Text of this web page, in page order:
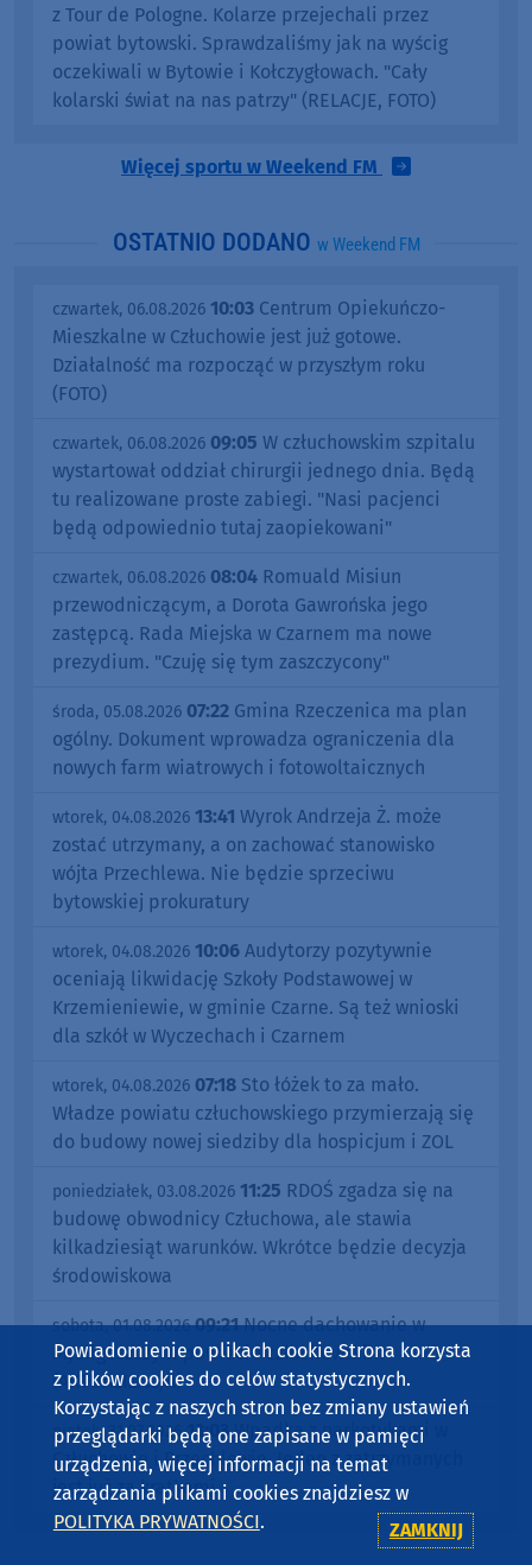
z Tour de Pologne. Kolarze przejechali przez
powiat bytowski. Sprawdzaliśmy jak na wyścig
oczekiwali w Bytowie i Kołczygłowach. "Cały
kolarski świat na nas patrzy" (RELACJE, FOTO)
Więcej sportu w Weekend FM
OSTATNIO DODANO w Weekend FM
czwartek, 06.08.2026 10:03 Centrum Opiekuńczo-
Mieszkalne w Człuchowie jest już gotowe.
Działalność ma rozpocząć w przyszłym roku
(FOTO)
czwartek, 06.08.2026 09:05 W człuchowskim szpitalu
wystartował oddział chirurgii jednego dnia. Będą
tu realizowane proste zabiegi. "Nasi pacjenci
będą odpowiednio tutaj zaopiekowani"
czwartek, 06.08.2026 08:04 Romuald Misiun
przewodniczącym, a Dorota Gawrońska jego
zastępcą. Rada Miejska w Czarnem ma nowe
prezydium. "Czuję się tym zaszczycony"
środa, 05.08.2026 07:22 Gmina Rzeczenica ma plan
ogólny. Dokument wprowadza ograniczenia dla
nowych farm wiatrowych i fotowoltaicznych
wtorek, 04.08.2026 13:41 Wyrok Andrzeja Ż. może
zostać utrzymany, a on zachować stanowisko
wójta Przechlewa. Nie będzie sprzeciwu
bytowskiej prokuratury
wtorek, 04.08.2026 10:06 Audytorzy pozytywnie
oceniają likwidację Szkoły Podstawowej w
Krzemieniewie, w gminie Czarne. Są też wnioski
dla szkół w Wyczechach i Czarnem
wtorek, 04.08.2026 07:18 Sto łóżek to za mało.
Władze powiatu człuchowskiego przymierzają się
do budowy nowej siedziby dla hospicjum i ZOL
poniedziałek, 03.08.2026 11:25 RDOŚ zgadza się na
budowę obwodnicy Człuchowa, ale stawia
kilkadziesiąt warunków. Wkrótce będzie decyzja
środowiskowa
sobota, 01.08.2026 09:21Nocne dachowanie w
Myśligoszczy w powiecie człuchowskim
(AKTUALIZACJA)
piątek, 31.07.2026 13:03Wpadka z narkotykami w
Człuchowie i Przechlewie. Jeden z zatrzymanych
jest już za kratkami
Powiadomienie o plikach cookie Strona korzysta
z plików cookies do celów statystycznych.
Korzystając z naszych stron bez zmiany ustawień
przeglądarki będą one zapisane w pamięci
urządzenia, więcej informacji na temat
zarządzania plikami cookies znajdziesz w
POLITYKA PRYWATNOŚCI. ZAMKNIJ